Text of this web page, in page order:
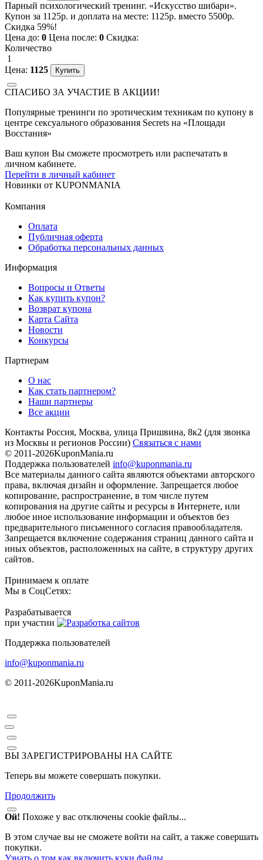
Парный психологический тренинг. «Искусство шибари».
Купон за 1125р. и доплата на месте: 1125р. вместо 5500р.
Скидка 59%!
Цена до: 0 Цена после: 0 Скидка:
Количество
1
Цена: 1125
СПАСИБО ЗА УЧАСТИЕ В АКЦИИ!
Популярные тренинги по эротическим техникам по купону в
центре сексуального образования Secrets на «Площади
Восстания»
Ваш купон Вы сможете просмотреть или распечатать в
личном кабинете.
Перейти в личный кабинет
Новинки от KUPONMANIA
Компания
Оплата
Публичная оферта
Обработка персональных данных
Информация
Вопросы и Ответы
Как купить купон?
Возврат купона
Карта Сайта
Новости
Конкурсы
Партнерам
О нас
Как стать партнером?
Наши партнеры
Все акции
Контакты Россия, Москва, улица Пришвина, 8к2 (для звонка
из Москвы и регионов России) Связаться с нами
© 2011-2026KuponMania.ru
Поддержка пользователей info@kuponmania.ru
Все материалы данного сайта являются объектами авторского
права, включая дизайн и оформление. Запрещается любое
копирование, распространение, в том числе путем
копирования на другие сайты и ресурсы в Интернете, или
любое иное использование информации и объектов без
предварительного письменного согласия правообладателя.
Запрещается включение содержания страниц данного сайта и
иных объектов, расположенных на сайте, в структуру других
сайтов.
Принимаем к оплате
Мы в СоцСетях:
Разрабатывается
при участии
Поддержка пользователей
info@kuponmania.ru
© 2011-2026KuponMania.ru
ВЫ ЗАРЕГИСТРИРОВАНЫ НА САЙТЕ
Теперь вы можете совершать покупки.
Продолжить
Ой! Похоже у вас отключены cookie файлы...
В этом случае вы не сможете войти на сайт, а также совершать
покупки.
Узнать о том как включить куки файлы